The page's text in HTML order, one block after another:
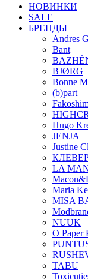
НОВИНКИ
SALE
БРЕНДЫ
Andres
Bant
BJØRG
Bonne
(b)part
Hugo
JENJA
Justine
LA
Maria
MISA
NUUK
O Paper
TABU